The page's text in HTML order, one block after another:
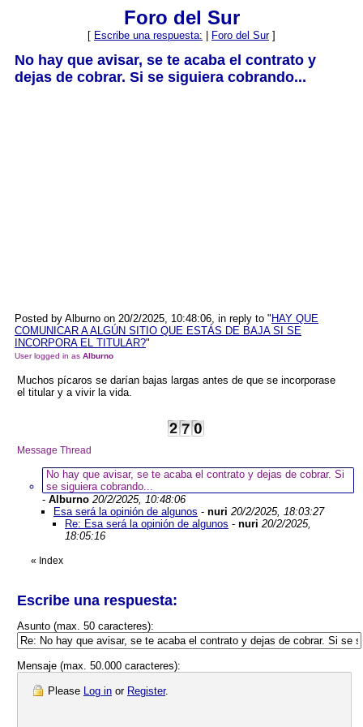
Foro del Sur
[ Escribe una respuesta: Foro del Sur]
No hay que avisar, se te acaba el contrato y
dejas de cobrar. Si se siguiera cobrando...
Posted by Alburno on 20/2/2025, 10:48:06, in reply to " HAY QUE
COMUNICAR A ALGÚN SITIO QUE ESTÁS DE BAJA SI SE
INCORPORA EL TITULAR?"
User logged in as Alburno
Muchos pícaros se darían bajas largas antes de que se incorporase
el titular y a vivir la vida.
Message Thread
No hay que avisar, se te acaba el contrato y dejas de cobrar. Si
se siguiera cobrando...
- Alburno 20/2/2025, 10:48:06
Esa será la opinión de algunos - nuri 20/2/2025, 18:03:27
Re: Esa será la opinión de algunos - nuri 20/2/2025,
18:05:16
« Index
Escribe una respuesta:
Asunto (max. 50 caracteres):
Mensaje (max. 50.000 caracteres):
Please Log in or Register.